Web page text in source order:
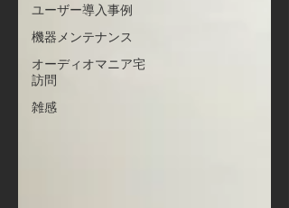
ユーザー導入事例
機器メンテナンス
オーディオマニア宅
訪問
雑感